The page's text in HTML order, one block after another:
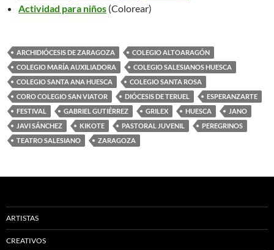
Actividad para niños (Colorear)
ARCHIDIÓCESIS DE ZARAGOZA
COLEGIO ALTOARAGÓN
COLEGIO MARÍA AUXILIADORA
COLEGIO SALESIANOS HUESCA
COLEGIO SANTA ANA HUESCA
COLEGIO SANTA ROSA
CORO COLEGIO SAN VIATOR
DIÓCESIS DE TERUEL
ESPERANZARTE
FESTIVAL
GABRIEL GUTIÉRREZ GRILEX HUESCA
JANO
JAVI SÁNCHEZ
KIKOTE PASTORAL JUVENIL
PEREGRINOS
TEATRO SALESIANO
ZARAGOZA
ARTISTAS
CREATIVOS